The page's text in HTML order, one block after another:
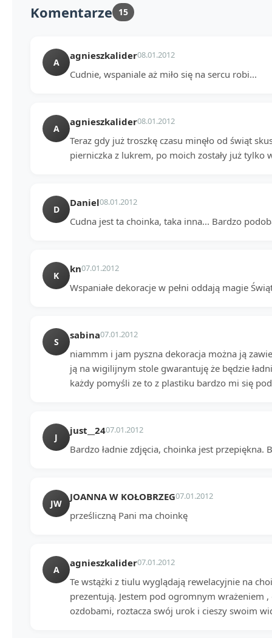
Komentarze 15
A
agnieszkalider08.01.2012
Cudnie, wspaniale aż miło się na sercu robi...
A
agnieszkalider08.01.2012
Teraz gdy już troszkę czasu minęło od świąt
pierniczka z lukrem, po moich zostały już tylko
D
Daniel08.01.2012
Cudna jest ta choinka, taka inna... Bardzo
K
kn07.01.2012
Wspaniałe dekoracje w pełni oddają magie
S
sabina07.01.2012
niammm i jam pyszna dekoracja można ją
ją na wigilijnym stole gwarantuję że będzie
każdy pomyśli ze to z plastiku bardzo mi się
J
just__2407.01.2012
Bardzo ładnie zdjęcia, choinka jest przepiękna.
JW
JOANNA W KOŁOBRZEG07.01.2012
prześliczną Pani ma choinkę
A
agnieszkalider07.01.2012
Te wstążki z tiulu wyglądają rewelacyjnie na
prezentują. Jestem pod ogromnym wrażeniem
ozdobami, roztacza swój urok i cieszy swoim